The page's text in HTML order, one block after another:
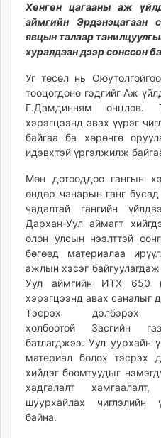
assa.mn
toim.mn
tac.mn
unread.today
Хөнгөн цагааны аж
аймгийн Эрдэнэцагаан
явцын талаар
хуралдаан дээр сонссон
Уг төсөл нь
тооцогдоно гэдгийг Аж
Г.Дамдинням онцлов.
хэрэгцээнд авах үүрэг
байгаа ба хөрөнгө
идэвхтэй үргэлжилж
Мөн дотооддоо гангын
өндөр чанарын ганг
чадалтай гангийн
Дархан-Уул аймагт
олон улсын нээлттэй
бөгөөд материалаа
ажлын хэсэг
Уул аймгийн ИТХ 650
хэрэгцээнд авах саналыг
Тэсрэх дэлбэрэх
холбоотой Засгийн
батлагджээ. Уул уурхайн
материал болох тэсрэх
хийдэг боомтуудыг
хадгалалт хамгаалалт,
шуурхайлах чиглэлийн
байна.